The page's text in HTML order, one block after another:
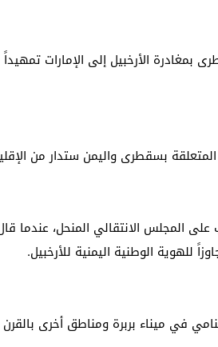
الأرخبيل إلى الإمارات تمهيداً
بسقطرى واليمن ستدار من
المجلس الانتقالي المنحل، عندما
للهوية الوطنية اليمنية للأرخبيل.
في ميناء بربرة ومناطق أخرى